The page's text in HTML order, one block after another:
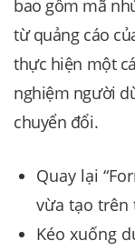
bao gồm mã
từ quảng cáo
thực hiện một
nghiệm người
chuyển đổi.
Quay lại
vừa tạo trên
Kéo xuống